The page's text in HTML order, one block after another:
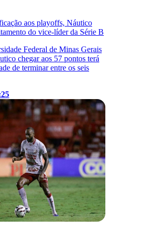
aos playoffs, Náutico
do vice-líder da Série B
Federal de Minas Gerais
chegar aos 57 pontos terá
de terminar entre os seis